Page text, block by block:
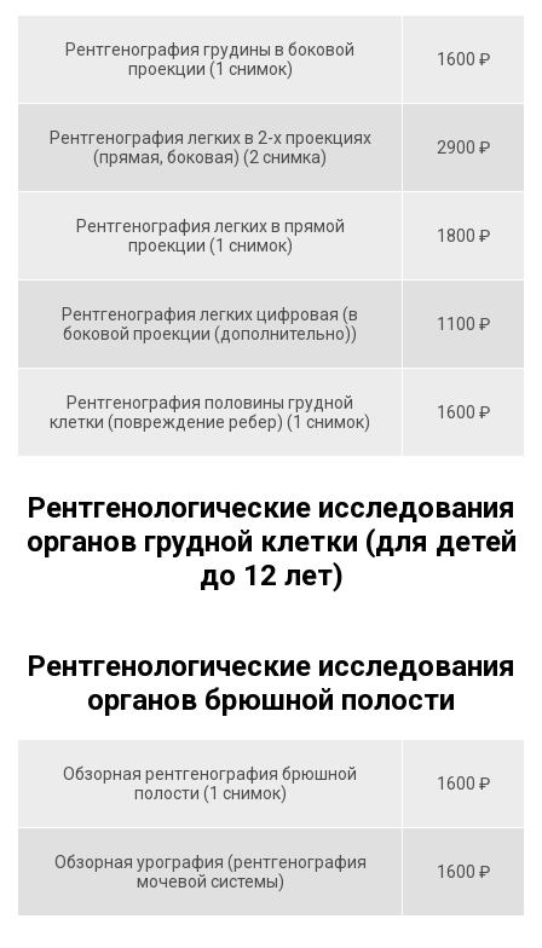
Рентгенография грудины в боковой
проекции (1 снимок)
1600 ₽
Рентгенография легких в 2-х проекциях
(прямая, боковая) (2 снимка)
2900 ₽
Рентгенография легких в прямой
проекции (1 снимок)
1800 ₽
Рентгенография легких цифровая (в
боковой проекции (дополнительно))
1100 ₽
Рентгенография половины грудной
клетки (повреждение ребер) (1 снимок)
1600 ₽
Рентгенологические исследования
органов грудной клетки (для детей
до 12 лет)
Рентгенологические исследования
органов брюшной полости
Обзорная рентгенография брюшной
полости (1 снимок)
1600 ₽
Обзорная урография (рентгенография
мочевой системы)
1600 ₽